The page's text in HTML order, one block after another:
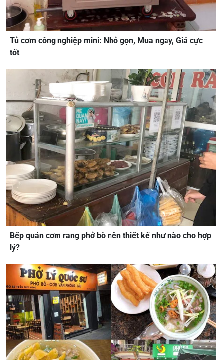
Tủ cơm công nghiệp mini: Nhỏ gọn, Mua ngay, Giá cực
tốt
Bếp quán cơm rang phở bò nên thiết kế như nào cho hợp
lý?